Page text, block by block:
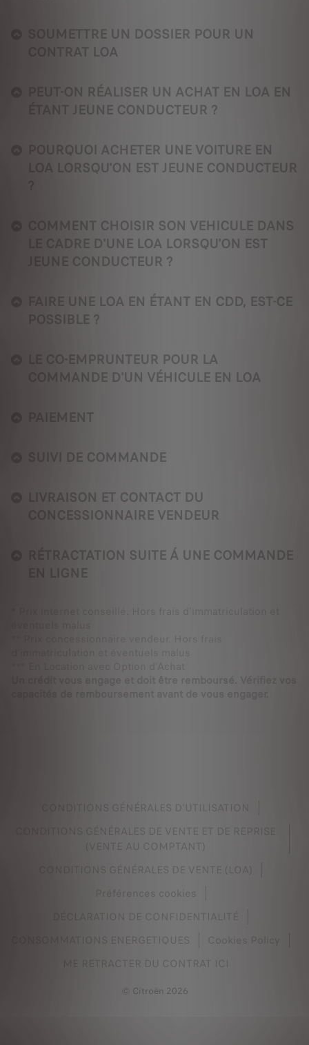
SOUMETTRE UN DOSSIER POUR UN
CONTRAT LOA
PEUT-ON RÉALISER UN ACHAT EN LOA EN
ÉTANT JEUNE CONDUCTEUR ?
POURQUOI ACHETER UNE VOITURE EN
LOA LORSQU'ON EST JEUNE CONDUCTEUR
COMMENT CHOISIR SON VEHICULE DANS
LE CADRE D'UNE LOA LORSQU'ON EST
JEUNE CONDUCTEUR ?
FAIRE UNE LOA EN ÉTANT EN CDD, EST-CE
POSSIBLE ?
LE CO-EMPRUNTEUR POUR LA
COMMANDE D'UN VÉHICULE EN LOA
PAIEMENT
SUIVI DE COMMANDE
LIVRAISON ET CONTACT DU
CONCESSIONNAIRE VENDEUR
RÉTRACTATION SUITE Á UNE COMMANDE
EN LIGNE
CONDITIONS GÉNÉRALES D'UTILISATION
CONDITIONS GÉNÉRALES DE VENTE ET DE REPRISE
(VENTE AU COMPTANT)
CONDITIONS GÉNÉRALES DE VENTE (LOA)
Préférences cookies
DÉCLARATION DE CONFIDENTIALITÉ
CONSOMMATIONS ENERGETIQUES
ME RETRACTER DU CONTRAT ICI
© Citroën 2026